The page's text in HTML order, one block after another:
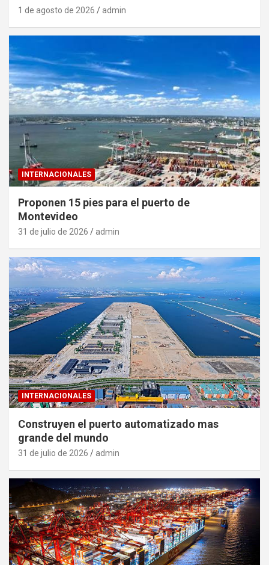
1 de agosto de 2026 admin
INTERNACIONALES
Proponen 15 pies para el puerto de
Montevideo
31 de julio de 2026 admin
INTERNACIONALES
Construyen el puerto automatizado mas
grande del mundo
31 de julio de 2026 admin